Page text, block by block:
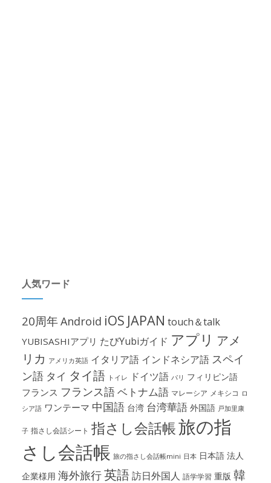
人気ワード
20周年Android iOS JAPAN touch＆talk
YUBISASHIアプリ たびYubiガイド アプリ アメ
リカ アメリカ英語 イタリア語 インドネシア語 スペイ
ン語 タイ タイ語 トイレ ドイツ語 パリ フィリピン語
フランス フランス語ベトナム語 マレーシア メキシコ ロ
シア語 ワンテーマ 中国語 台湾 台湾華語 外国語 戸加里康
子 指さし会話シート 指さし会話帳旅の指
さし会話帳 旅の指さし会話帳mini 日本 日本語 法人
企業様用 海外旅行英語訪日外国人 語学学習 重版 韓